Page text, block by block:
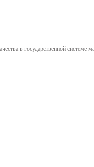
в государственной системе